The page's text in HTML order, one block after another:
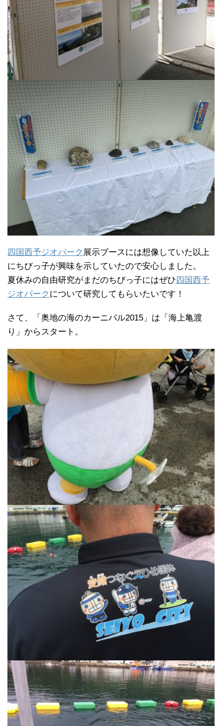
四国西予ジオパーク 展示ブースには想像していた以上
にちびっ子が興味を示していたので安心しました。
夏休みの自由研究がまだのちびっ子にはぜひ 四国西予
ジオパーク について研究してもらいたいです！
さて、「奥地の海のカーニバル2015」は「海上亀渡
り」からスタート。